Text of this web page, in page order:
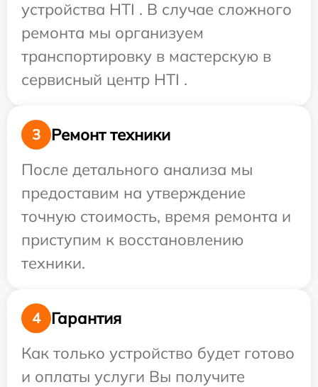
устройства HTI . В случае сложного
ремонта мы организуем
транспортировку в мастерскую в
сервисный центр HTI .
3
Ремонт техники
После детального анализа мы
предоставим на утверждение
точную стоимость, время ремонта и
приступим к восстановлению
техники.
4
Гарантия
Как только устройство будет готово
и оплаты услуги Вы получите